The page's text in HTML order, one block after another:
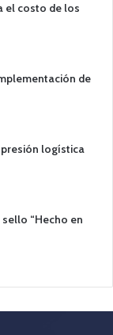
el costo de los
de
presión logística
sello “Hecho en